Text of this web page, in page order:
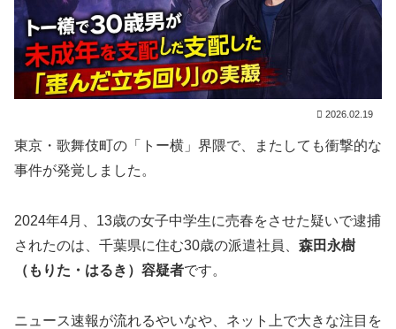
2026.02.19
東京・歌舞伎町の「トー横」界隈で、またしても衝撃的な
事件が発覚しました。
2024年4月、13歳の女子中学生に売春をさせた疑いで逮捕
されたのは、千葉県に住む30歳の派遣社員、 森田永樹
（もりた・はるき）容疑者です。
ニュース速報が流れるやいなや、ネット上で大きな注目を